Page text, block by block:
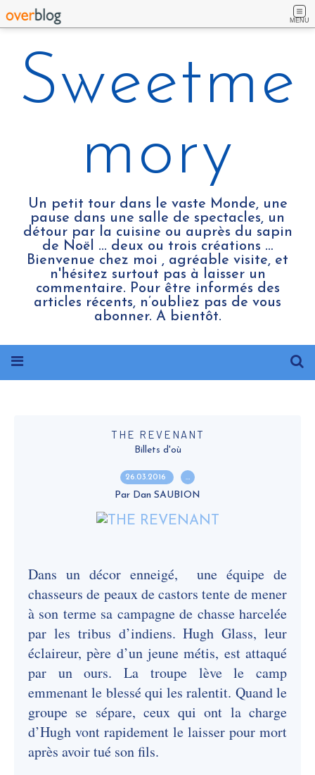
MENU
Sweetme
mory
Un petit tour dans le vaste Monde, une
pause dans une salle de spectacles, un
détour par la cuisine ou auprès du sapin
de Noël ... deux ou trois créations …
Bienvenue chez moi , agréable visite, et
n'hésitez surtout pas à laisser un
commentaire. Pour être informés des
articles récents, n’oubliez pas de vous
abonner. A bientôt.
THE REVENANT
Billets d'où
26.03.2016 …
Par Dan SAUBION
Dans un décor enneigé, une équipe de
chasseurs de peaux de castors tente de mener
à son terme sa campagne de chasse harcelée
par les tribus d’indiens. Hugh Glass, leur
éclaireur, père d’un jeune métis, est attaqué
par un ours. La troupe lève le camp
emmenant le blessé qui les ralentit. Quand le
groupe se sépare, ceux qui ont la charge
d’Hugh vont rapidement le laisser pour mort
après avoir tué son fils.